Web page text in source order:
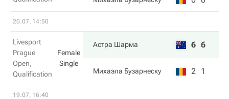
20.07, 14:50
Livesport
Prague
Open,
Qualification
Female
Single
Астра Шарма 6 6
Михаэла Бузарнеску 2 1
19.07, 16:40